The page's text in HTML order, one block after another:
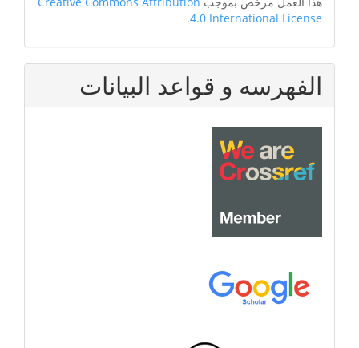
4.0 International License
.
الفهرسه و قواعد البيانات